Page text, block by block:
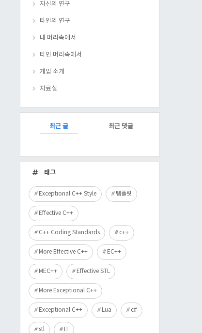
자신의 연구
타인의 연구
내 머리속에서
타인 머리속에서
게임 소개
자료실
RECENTLY최근 글 최근 댓글
근
글
태그
Exceptional C++ Style 템플릿
Effective C++
C++ Coding Standards c++
More Effective C++ EC++
MEC++ Effective STL
More Exceptional C++
Exceptional C++ Lua c#
stl IT